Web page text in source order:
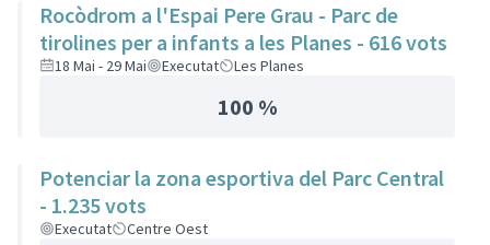
Rocòdrom a l'Espai Pere Grau - Parc de
tirolines per a infants a les Planes - 616 vots
18 Mai - 29 Mai Executat Les Planes
100 %
Potenciar la zona esportiva del Parc Central
- 1.235 vots
Executat Centre Oest